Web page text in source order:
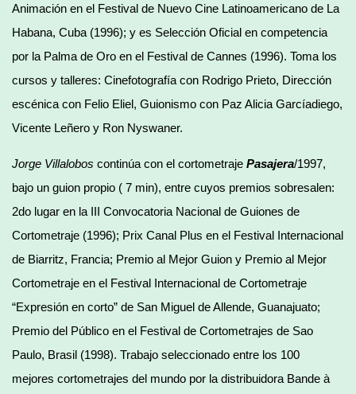
Animación en el Festival de Nuevo Cine Latinoamericano de La
Habana, Cuba (1996); y es Selección Oficial en competencia
por la Palma de Oro en el Festival de Cannes (1996). Toma los
cursos y talleres: Cinefotografía con Rodrigo Prieto, Dirección
escénica con Felio Eliel, Guionismo con Paz Alicia Garcíadiego,
Vicente Leñero y Ron Nyswaner.
Jorge Villalobos continúa con el cortometraje Pasajera/1997,
bajo un guion propio ( 7 min), entre cuyos premios sobresalen:
2do lugar en la III Convocatoria Nacional de Guiones de
Cortometraje (1996); Prix Canal Plus en el Festival Internacional
de Biarritz, Francia; Premio al Mejor Guion y Premio al Mejor
Cortometraje en el Festival Internacional de Cortometraje
“Expresión en corto” de San Miguel de Allende, Guanajuato;
Premio del Público en el Festival de Cortometrajes de Sao
Paulo, Brasil (1998). Trabajo seleccionado entre los 100
mejores cortometrajes del mundo por la distribuidora Bande à